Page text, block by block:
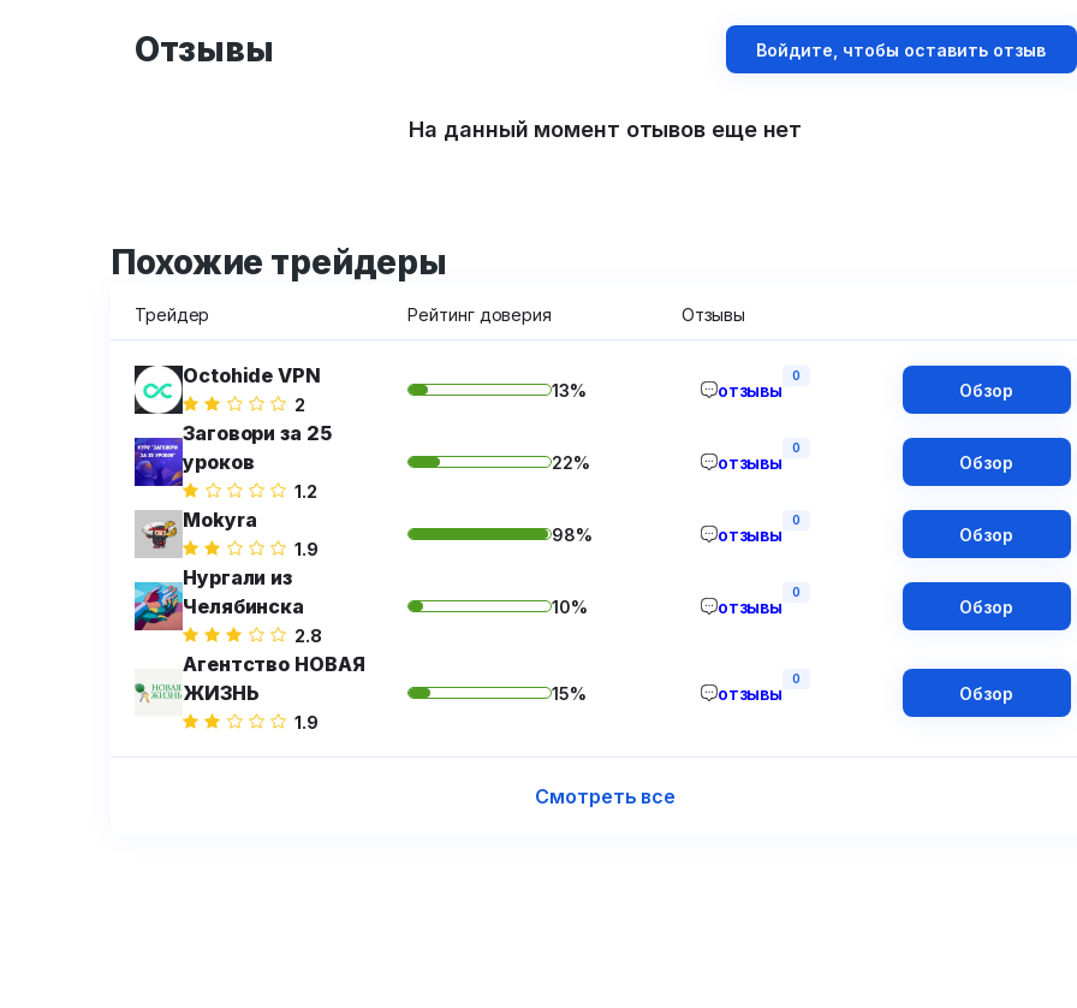
Отзывы Войдите, чтобы оставить отзыв
На данный момент отывов еще нет
Похожие трейдеры
Трейдер Рейтинг доверия Отзывы
Octohide VPN
2
13% отзывы
0
Обзор
Заговори за 25
уроков
1.2
22% отзывы
0
Обзор
Mokyra
1.9
98% отзывы
0
Обзор
Нургали из
Челябинска
2.8
10% отзывы
0
Обзор
Агентство НОВАЯ
ЖИЗНЬ
1.9
15% отзывы
0
Обзор
Смотреть все